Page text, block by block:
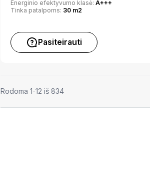
Energinio efektyvumo klasė: A+++
Tinka patalpoms: 30 m2
Pasiteirauti
Rodoma 1-12 iš 834